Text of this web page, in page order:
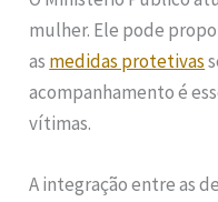
mulher. Ele pode
as medidas protetivas
acompanhamento é
vítimas.
A integração entre as